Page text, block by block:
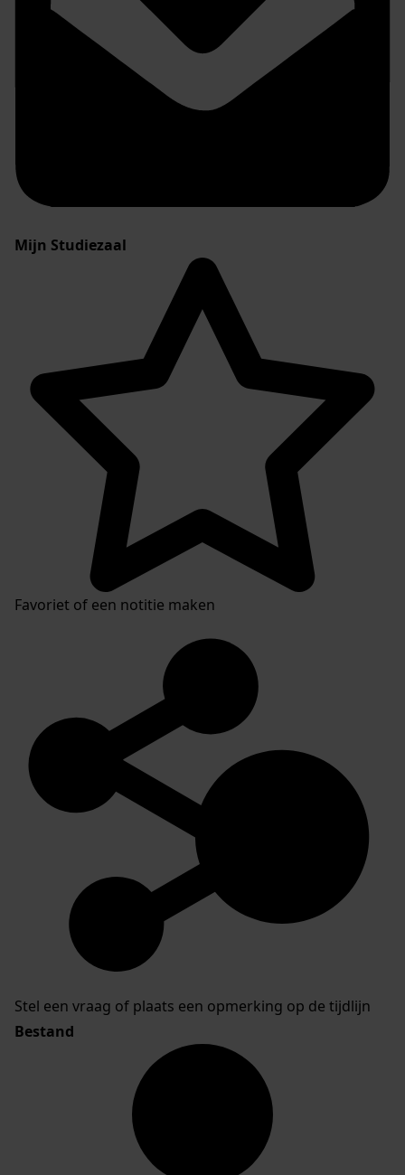
Mijn Studiezaal
Favoriet of een notitie maken
Stel een vraag of plaats een opmerking op de tijdlijn
Bestand